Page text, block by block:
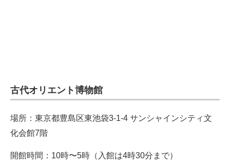
古代オリエント博物館
場所：東京都豊島区東池袋3-1-4 サンシャインシティ文
化会館7階
開館時間：10時〜5時（入館は4時30分まで）